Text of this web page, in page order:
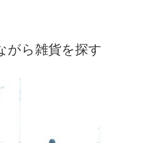
がら雑貨を探す